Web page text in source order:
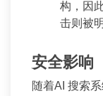
构，因
击则被
安全影响
随着AI 搜索